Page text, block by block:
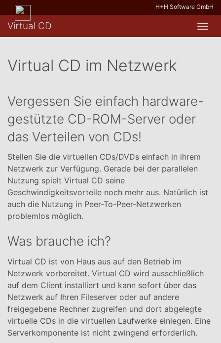
H+H Software GmbH
Virtual CD
Virtual CD im Netzwerk
Vergessen Sie einfach hardware-
gestützte CD-ROM-Server oder
das Verteilen von CDs!
Stellen Sie die virtuellen CDs/DVDs einfach in ihrem
Netzwerk zur Verfügung. Gerade bei der parallelen
Nutzung spielt Virtual CD seine
Geschwindigkeitsvorteile noch mehr aus. Natürlich ist
auch die Nutzung in Peer-To-Peer-Netzwerken
problemlos möglich.
Was brauche ich?
Virtual CD ist von Haus aus auf den Betrieb im
Netzwerk vorbereitet. Virtual CD wird ausschließlich
auf dem Client installiert und kann sofort über das
Netzwerk auf Ihren Fileserver oder auf andere
freigegebene Rechner zugreifen und dort abgelegte
virtuelle CDs in die virtuellen Laufwerke einlegen. Eine
Serverkomponente ist nicht zwingend erforderlich.